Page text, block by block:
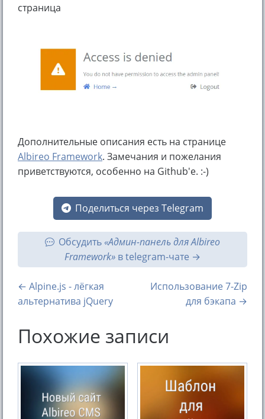
страница
Дополнительные описания есть на странице
Albireo Framework. Замечания и пожелания
приветствуются, особенно на Github'е. :-)
Поделиться через Telegram
Обсудить «Админ-панель для Albireo
Framework» в telegram-чате
← Alpine.js - лёгкая
альтернатива jQuery
Использование 7-Zip
для бэкапа →
Похожие записи